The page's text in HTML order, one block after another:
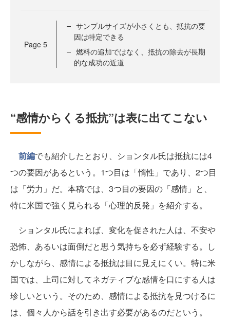
Page 5
サンプルサイズが小さくとも、抵抗の要
因は特定できる
燃料の追加ではなく、抵抗の除去が長期
的な成功の近道
“感情からくる抵抗”は表に出てこない
前編でも紹介したとおり、ションタル氏は抵抗には4
つの要因があるという。1つ目は「惰性」であり、2つ目
は「労力」だ。本稿では、3つ目の要因の「感情」と、
特に米国で強く見られる「心理的反発」を紹介する。
ションタル氏によれば、変化を促された人は、不安や
恐怖、あるいは面倒だと思う気持ちを必ず経験する。し
かしながら、感情による抵抗は目に見えにくい。特に米
国では、上司に対してネガティブな感情を口にする人は
珍しいという。そのため、感情による抵抗を見つけるに
は、個々人から話を引き出す必要があるのだという。